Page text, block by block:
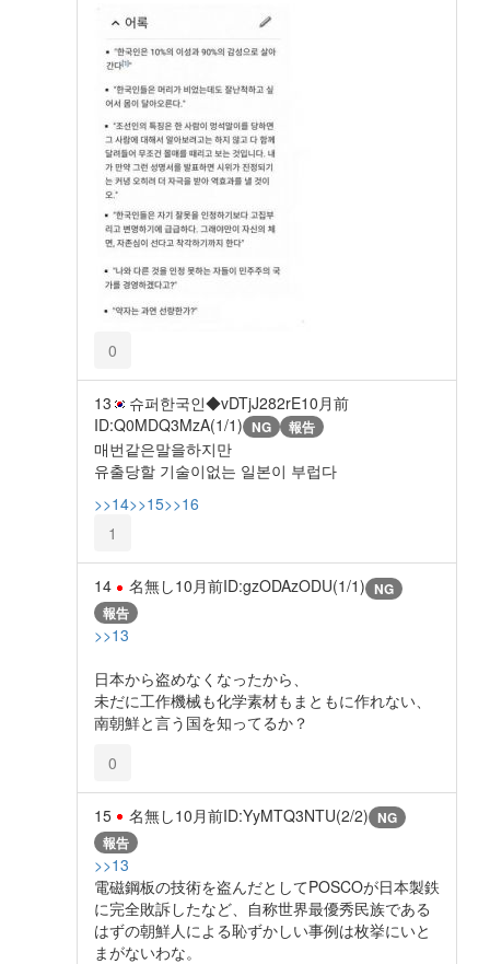
0
13 슈퍼한국인◆vDTjJ282rE10月前
ID:Q0MDQ3MzA(1/1) NG 報告
매번같은말을하지만
유출당할 기술이없는 일본이 부럽다
>>14>>15>>16
1
14 名無し10月前ID:gzODAzODU(1/1) NG
報告
>>13
日本から盗めなくなったから、
未だに工作機械も化学素材もまともに作れない、
南朝鮮と言う国を知ってるか？
0
15 名無し10月前ID:YyMTQ3NTU(2/2) NG
報告
>>13
電磁鋼板の技術を盗んだとしてPOSCOが日本製鉄
に完全敗訴したなど、自称世界最優秀民族である
はずの朝鮮人による恥ずかしい事例は枚挙にいと
まがないわな。